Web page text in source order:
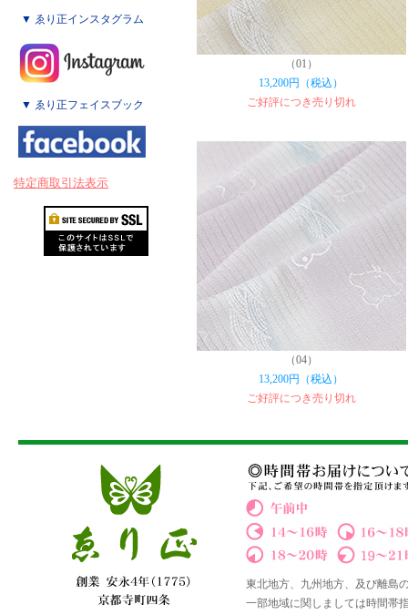
▼ ゑり正インスタグラム
▼ ゑり正フェイスブック
特定商取引法表示
（01）
13,200円（税込）
ご好評につき売り切れ
（04）
13,200円（税込）
ご好評につき売り切れ
東北地方、九州地方、及び離島
一部地域に関しましては時間帯